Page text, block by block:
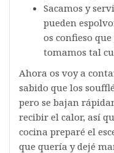
Sacamos y
pueden
os confieso
tomamos tal
Ahora os voy a
sabido que los
pero se bajan
recibir el calor, así
cocina preparé el
que quería y dejé